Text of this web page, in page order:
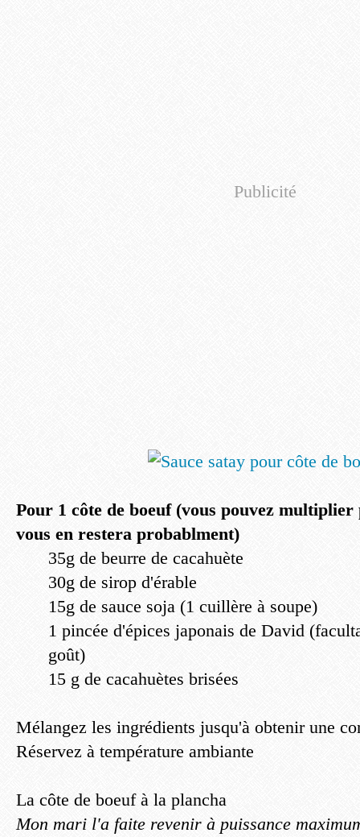
Publicité
Pour 1 côte de boeuf (vous pouvez
vous en restera probablment)
35g de beurre de cacahuète
30g de sirop d'érable
15g de sauce soja (1 cuillère à soupe)
1 pincée d'épices japonais de David
goût)
15 g de cacahuètes brisées
Mélangez les ingrédients jusqu'à obtenir une
Réservez à température ambiante
La côte de boeuf à la plancha
Mon mari l'a faite revenir à puissance